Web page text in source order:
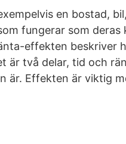
en bostad,
fungerar som
effekten beskriver
är två delar, tid och
är. Effekten är viktig